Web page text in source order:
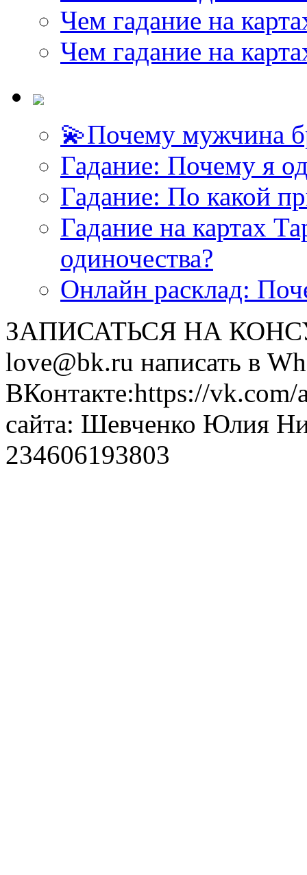
Чем гадание на
Чем гадание на
💫Почему мужчина
Гадание: Почему я
Гадание: По какой
Гадание на картах
одиночества?
Онлайн расклад:
ЗАПИСАТЬСЯ НА
love@bk.ru написать в
ВКонтакте:https://
сайта: Шевченко Юлия
234606193803